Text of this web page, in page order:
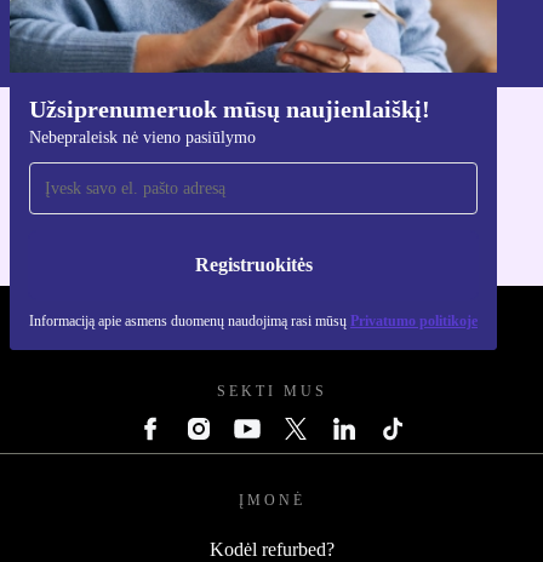
Užsiprenumeruok mūsų naujienlaiškį!
Nebepraleisk nė vieno pasiūlymo
Registruokitės
Informaciją apie asmens duomenų naudojimą rasi mūsų Privatumo politikoje
Informaciją apie asmens duomenų naudojimą rasi mūsų
Privatumo politikoje
Atsisiųsti refurbed programėlę
Skirta iOS ir Android
REFURBED LIETUVA - RETHINK NEW.
SEKTI MUS
ĮMONĖ
Kodėl refurbed?